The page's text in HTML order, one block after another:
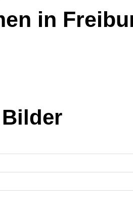
in